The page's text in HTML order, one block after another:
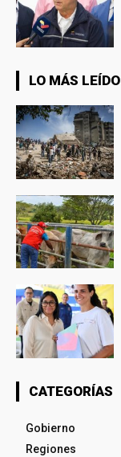
LO MÁS LEÍDO
CATEGORÍAS
Gobierno
Regiones